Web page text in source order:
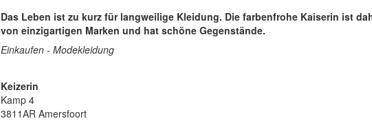
Das Leben ist zu kurz für langweilige Kleidung. Die farbenfrohe Kaiserin ist
von einzigartigen Marken und hat schöne Gegenstände.
Einkaufen - Modekleidung
Keizerin
Kamp 4
3811AR Amersfoort